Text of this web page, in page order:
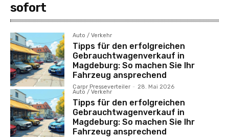
sofort
Auto / Verkehr
Tipps für den erfolgreichen
Gebrauchtwagenverkauf in
Magdeburg: So machen Sie Ihr
Fahrzeug ansprechend
Carpr Presseverteiler - 28. Mai 2026
Auto / Verkehr
Tipps für den erfolgreichen
Gebrauchtwagenverkauf in
Magdeburg: So machen Sie Ihr
Fahrzeug ansprechend